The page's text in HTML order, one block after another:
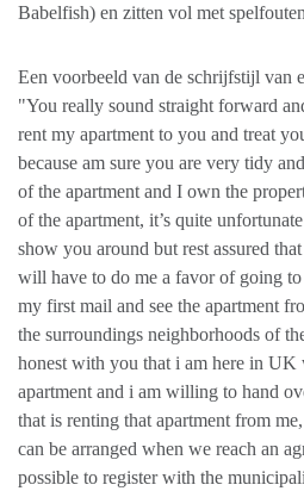
Babelfish) en zitten vol met
Een voorbeeld van de schrijfstijl van
"You really sound straight forward
rent my apartment to you and treat
because am sure you are very tidy
of the apartment and I own the
of the apartment, it’s quite
show you around but rest assured
will have to do me a favor of going to
my first mail and see the apartment
the surroundings neighborhoods of
honest with you that i am here in
apartment and i am willing to hand
that is renting that apartment from
can be arranged when we reach an
possible to register with the